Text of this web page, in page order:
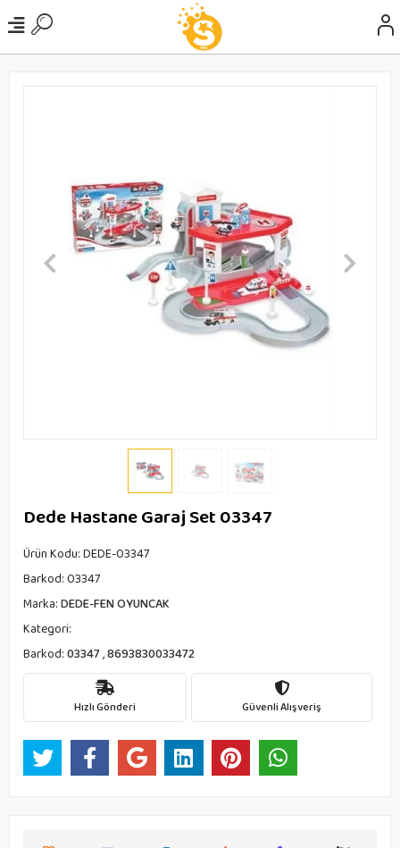
Dede Hastane Garaj Set 03347
Ürün Kodu:DEDE-03347
Barkod:03347
Marka:DEDE-FEN OYUNCAK
Kategori:
Barkod:03347,8693830033472
Hızlı Gönderi Güvenli Alışveriş